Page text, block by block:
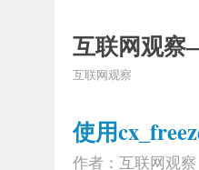
互联网观
互联网观察
使用
作者：互联网观察